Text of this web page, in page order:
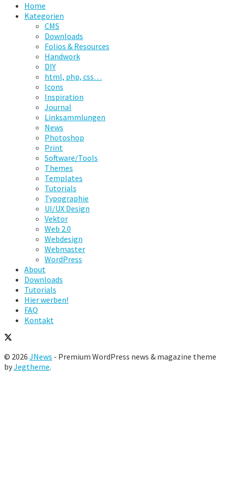
Home
Kategorien
CMS
Downloads
Folios & Resources
Handwork
DIY
html, php, css…
Icons
Inspiration
Journal
Linksammlungen
News
Photoshop
Print
Software/Tools
Themes
Templates
Tutorials
Typographie
UI/UX Design
Vektor
Web 2.0
Webdesign
Webmaster
WordPress
About
Downloads
Tutorials
Hier werben!
FAQ
Kontakt
© 2026 JNews - Premium WordPress news & magazine theme
byJegtheme.